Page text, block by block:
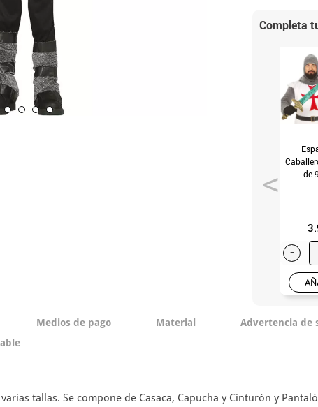
Completa
de
-
Medios de pago Material
Advertencia de
tallas. Se compone de Casaca, Capucha y Cinturón y